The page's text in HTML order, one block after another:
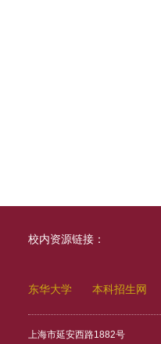
校内资源链接：
东华大学 本科招生网
上海市延安西路1882号